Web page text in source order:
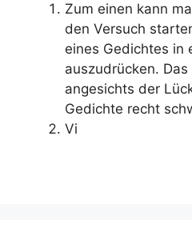
Zum einen kann
den Versuch
eines Gedichtes in
auszudrücken.
angesichts der
Gedichte recht
Vi